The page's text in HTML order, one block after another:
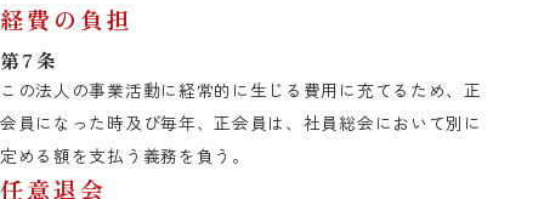
経費の負担
第7条
この法人の事業活動に経常的に生じる費用に充てるため、正
会員になった時及び毎年、正会員は、社員総会において別に
定める額を支払う義務を負う。
任意退会